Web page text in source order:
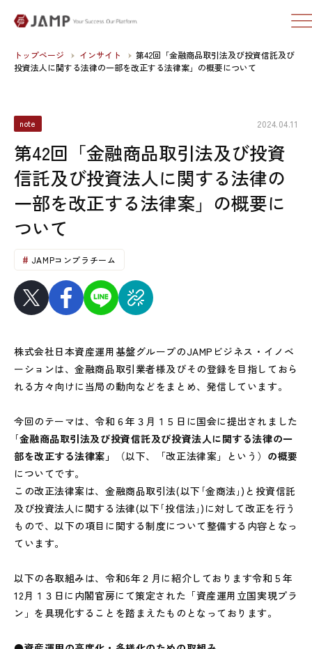
トップページ インサイト
第42回「金融商品取引法及び投資信託及び
投資法人に関する法律の一部を改正する法律案」の概要について
note 2024.04.11
第42回「金融商品取引法及び投資
信託及び投資法人に関する法律の
一部を改正する法律案」の概要に
ついて
JAMPコンプラチーム
株式会社日本資産運用基盤グループのJAMPビジネス・イノベ
ーションは、金融商品取引業者様及びその登録を目指しておら
れる方々向けに当局の動向などをまとめ、発信しています。
今回のテーマは、令和６年３月１５日に国会に提出されました
｢金融商品取引法及び投資信託及び投資法人に関する法律の一
部を改正する法律案」
（以下、「改正法律案」という） の概要
についてです。
この改正法律案は、金融商品取引法(以下｢金商法｣)と投資信託
及び投資法人に関する法律(以下｢投信法｣)に対して改正を行う
もので、以下の項目に関する制度について整備する内容となっ
ています。
以下の各取組みは、令和6年２月に紹介しております令和５年
12月１３日に内閣官房にて策定された「資産運用立国実現プラ
ン」を具現化することを踏まえたものとなっております。